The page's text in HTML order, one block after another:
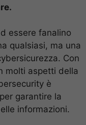
essere fanalino
qualsiasi, ma una
Con
molti aspetti della
è
garantire la
informazioni.